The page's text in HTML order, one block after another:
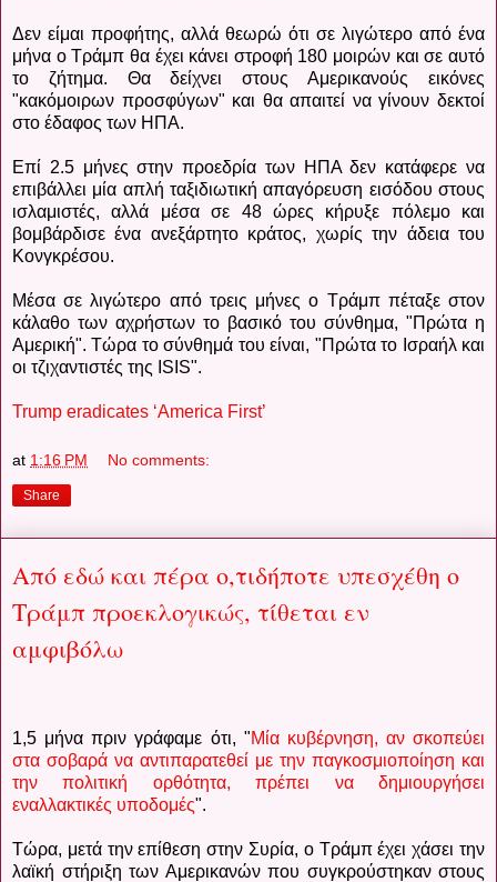
Δεν είμαι προφήτης, αλλά θεωρώ ότι σε λιγώτερο από ένα
μήνα ο Τράμπ θα έχει κάνει στροφή 180 μοιρών και σε αυτό
το ζήτημα. Θα δείχνει στους Αμερικανούς εικόνες
"κακόμοιρων προσφύγων" και θα απαιτεί να γίνουν δεκτοί
στο έδαφος των ΗΠΑ.
Επί 2.5 μήνες στην προεδρία των ΗΠΑ δεν κατάφερε να
επιβάλλει μία απλή ταξιδιωτική απαγόρευση εισόδου στους
ισλαμιστές, αλλά μέσα σε 48 ώρες κήρυξε πόλεμο και
βομβάρδισε ένα ανεξάρτητο κράτος, χωρίς την άδεια του
Κονγκρέσου.
Μέσα σε λιγώτερο από τρεις μήνες ο Τράμπ πέταξε στον
κάλαθο των αχρήστων το βασικό του σύνθημα, "Πρώτα η
Αμερική". Τώρα το σύνθημά του είναι, "Πρώτα το Ισραήλ και
οι τζιχαντιστές της ISIS".
Trump eradicates ‘America First’
at 1:16 PM No comments:
Share
Από εδώ και πέρα ο,τιδήποτε υπεσχέθη ο
Τράμπ προεκλογικώς, τίθεται εν
αμφιβόλω
1,5 μήνα πριν γράφαμε ότι, "Μία κυβέρνηση, αν σκοπεύει
στα σοβαρά να αντιπαρατεθεί με την παγκοσμιοποίηση και
την πολιτική ορθότητα, πρέπει να δημιουργήσει
εναλλακτικές υποδομές".
Τώρα, μετά την επίθεση στην Συρία, ο Τράμπ έχει χάσει την
λαϊκή στήριξη των Αμερικανών που συγκρούστηκαν στους